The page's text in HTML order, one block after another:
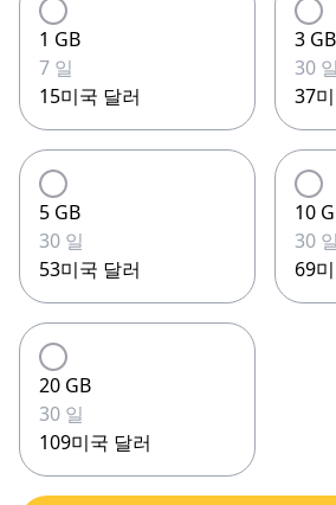
1 GB
7 일
15미국 달러
3 GB
30 일
37
5 GB
30 일
53미국 달러
10
30 일
69
20 GB
30 일
109미국 달러